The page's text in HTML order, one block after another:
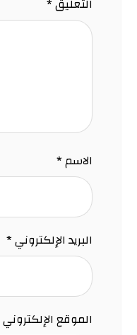
التعليق*
الاسم*
البريد الإلكتروني*
الموقع الإلكتروني